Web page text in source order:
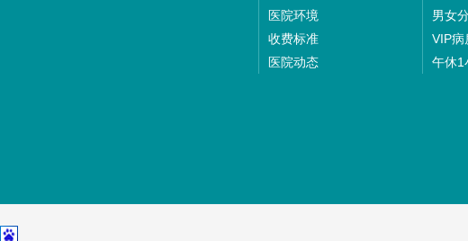
医院环境
收费标准
医院动态
男女
VIP病
午休1